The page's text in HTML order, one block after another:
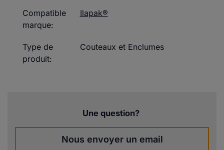
Compatible
marque:
Ilapak®
Type de
produit:
Couteaux et Enclumes
Une question?
Nous envoyer un email